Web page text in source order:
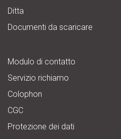
Ditta
Documenti da scaricare
Modulo di contatto
Servizio richiamo
Colophon
CGC
Protezione dei dati